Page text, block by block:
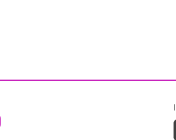
ao Facebook da
Aceder ao Instagram